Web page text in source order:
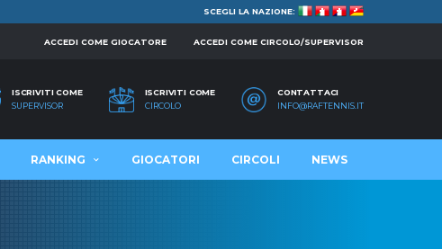
SCEGLI LA NAZIONE:
ACCEDI COME GIOCATORE ACCEDI COME CIRCOLO/SUPERVISOR
ISCRIVITI COME
SUPERVISOR
ISCRIVITI COME
CIRCOLO
CONTATTACI
INFO@RAFTENNIS.IT
RANKING GIOCATORI CIRCOLI NEWS